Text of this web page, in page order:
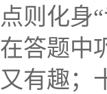
点则化身
在答题中
又有趣；